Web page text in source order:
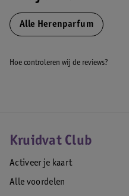
Alle Herenparfum
Hoe controleren wij de reviews?
Kruidvat Club
Activeer je kaart
Alle voordelen